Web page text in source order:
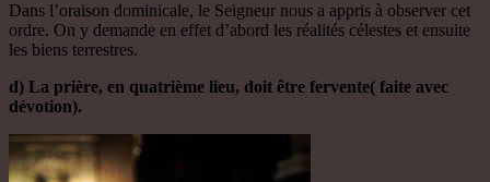
Dans l’oraison dominicale, le Seigneur nous a appris à observer cet
ordre. On y demande en effet d’abord les réalités célestes et ensuite
les biens terrestres.
d) La prière, en quatrième lieu, doit être fervente( faite avec
dévotion).